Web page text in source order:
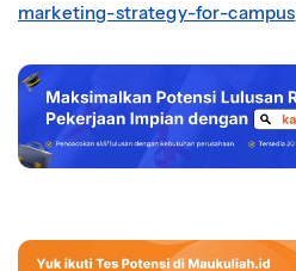
marketing-strategy-for-campus